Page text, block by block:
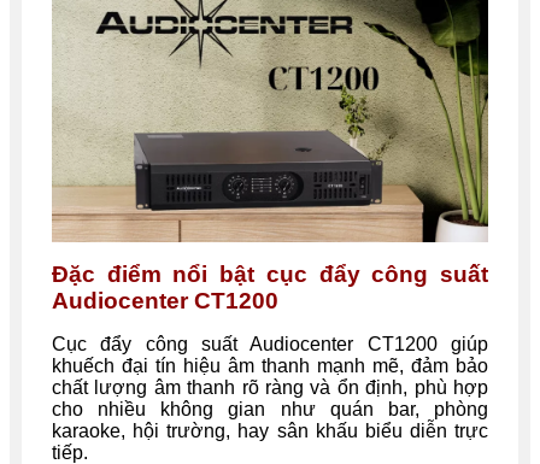
Đặc điểm nổi bật cục đẩy công suất
Audiocenter CT1200
Cục đẩy công suất Audiocenter CT1200 giúp
khuếch đại tín hiệu âm thanh mạnh mẽ, đảm bảo
chất lượng âm thanh rõ ràng và ổn định, phù hợp
cho nhiều không gian như quán bar, phòng
karaoke, hội trường, hay sân khấu biểu diễn trực
tiếp.